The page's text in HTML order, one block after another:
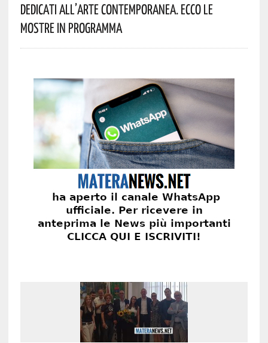
Dedicati All’arte Contemporanea. Ecco Le
Mostre In Programma